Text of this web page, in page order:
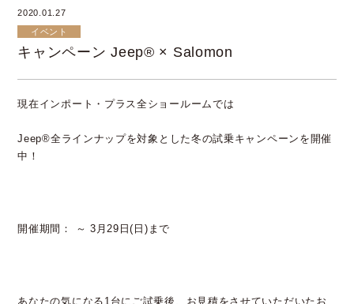
2020.01.27
イベント
キャンペーン Jeep® × Salomon
現在インポート・プラス全ショールームでは
Jeep®全ラインナップを対象とした冬の試乗キャンペーンを開催
中！
開催期間： ～ 3月29日(日)まで
あなたの気になる1台にご試乗後、お見積をさせていただいたお